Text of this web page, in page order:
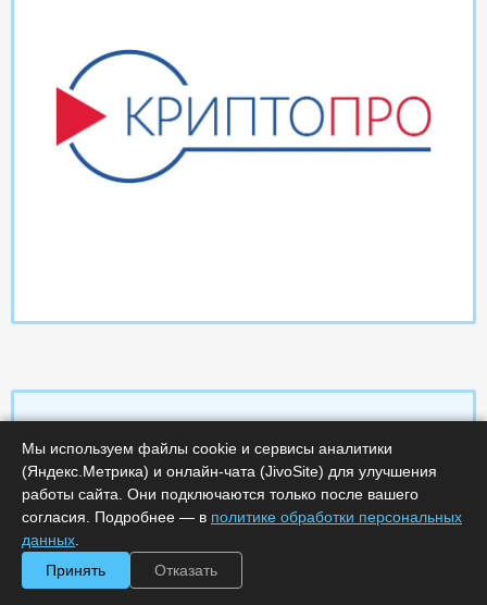
Характеристики
Срок поставки, дней :14
Код :
0000-369614
Артикул :169
Мы используем файлы cookie и сервисы аналитики
(Яндекс.Метрика) и онлайн-чата (JivoSite) для улучшения
работы сайта. Они подключаются только после вашего
согласия. Подробнее — в политике обработки персональных
данных
Принять
Отказать